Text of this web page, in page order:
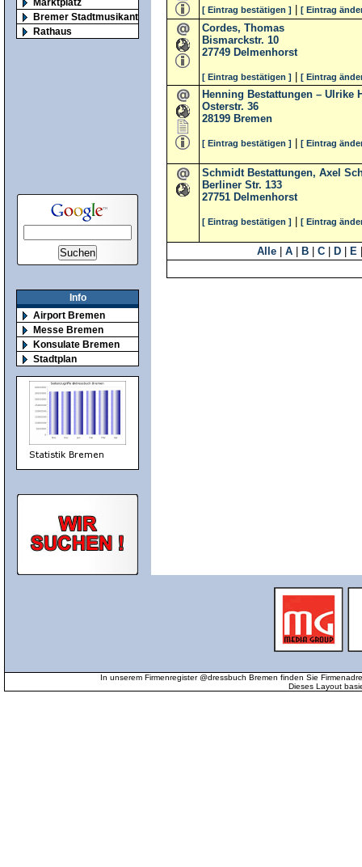
Marktplatz
Bremer Stadtmusikanten
Rathaus
Info
Airport Bremen
Messe Bremen
Konsulate Bremen
Stadtplan
[ Eintrag bestätigen ] [ Eintrag
Cordes, Thomas
Bismarckstr. 10
27749 Delmenhorst
[ Eintrag bestätigen ] [ Eintrag
Henning Bestattungen – Ulrike
Osterstr. 36
28199 Bremen
[ Eintrag bestätigen ] [ Eintrag
Schmidt Bestattungen, Axel
Berliner Str. 133
27751 Delmenhorst
[ Eintrag bestätigen ] [ Eintrag
Alle A B C D E
In unserem Firmenregister @dressbuch Bremen finden Sie
Dieses Layout